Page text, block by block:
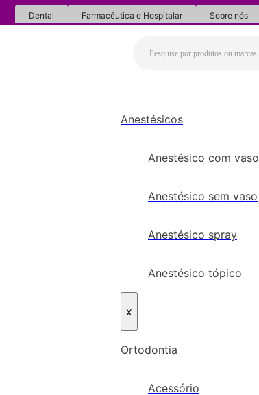
Dental Farmacêutica e Hospitalar Sobre nós
Anestésicos
Anestésico com vaso
Anestésico sem vaso
Anestésico spray
Anestésico tópico
x
Ortodontia
Acessório